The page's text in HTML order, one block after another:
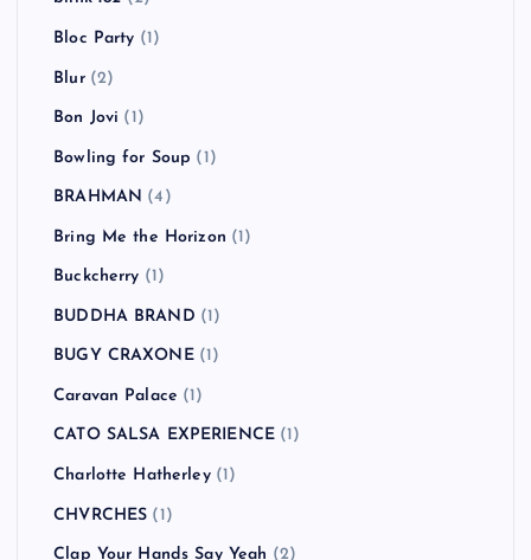
Bloc Party (1)
Blur(2)
Bon Jovi (1)
Bowling for Soup (1)
BRAHMAN (4)
Bring Me the Horizon (1)
Buckcherry (1)
BUDDHA BRAND (1)
BUGY CRAXONE(1)
Caravan Palace (1)
CATO SALSA EXPERIENCE (1)
Charlotte Hatherley(1)
CHVRCHES (1)
Clap Your Hands Say Yeah (2)